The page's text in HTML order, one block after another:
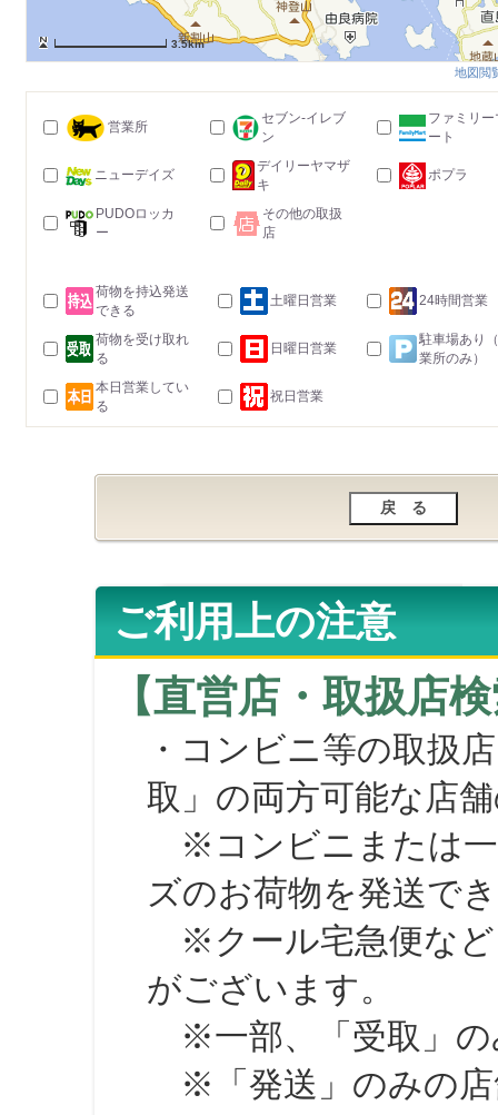
3.5km
地図閲
営業所
セブン-イレブ
ン
ファミリー
ート
ニューデイズ
デイリーヤマザ
キ
ポプラ
PUDOロッカ
ー
その他の取扱
店
荷物を持込発送
できる
土曜日営業 24時間営業
荷物を受け取れ
る
日曜日営業
駐車場あり
業所のみ）
本日営業してい
る
祝日営業
ご利用上の注意
【直営店・取扱店
・コンビニ等の取扱
取」の両方可能な店
※コンビニまたは一
ズのお荷物を発送で
※クール宅急便など
がございます。
※一部、「受取」の
※「発送」のみの店